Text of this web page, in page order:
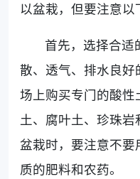
以盆栽，但要注意以
首先，选择合适
散、透气、排水良
场上购买专门的酸
土、腐叶土、珍珠
盆栽时，要注意不
质的肥料和农药。